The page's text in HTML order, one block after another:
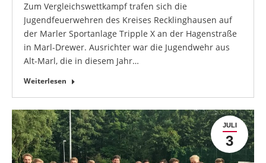
Zum Vergleichswettkampf trafen sich die
Jugendfeuerwehren des Kreises Recklinghausen auf
der Marler Sportanlage Tripple X an der Hagenstraße
in Marl-Drewer. Ausrichter war die Jugendwehr aus
Alt-Marl, die in diesem Jahr…
Weiterlesen
JULI
3